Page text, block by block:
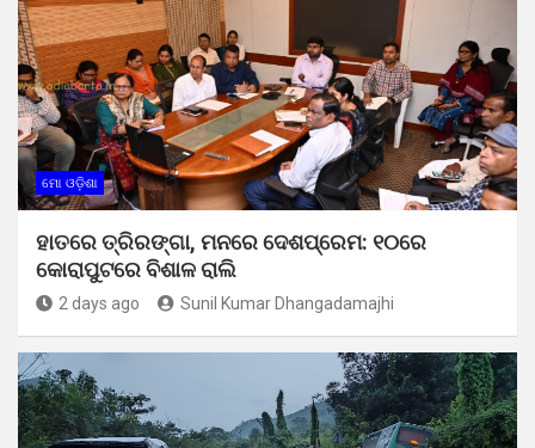
ମୋ ଓଡ଼ିଶା
ହାତରେ ତ୍ରିରଙ୍ଗା, ମନରେ ଦେଶପ୍ରେମ: ୧୦ରେ
କୋରାପୁଟରେ ବିଶାଳ ରାଲି
2 days ago Sunil Kumar Dhangadamajhi